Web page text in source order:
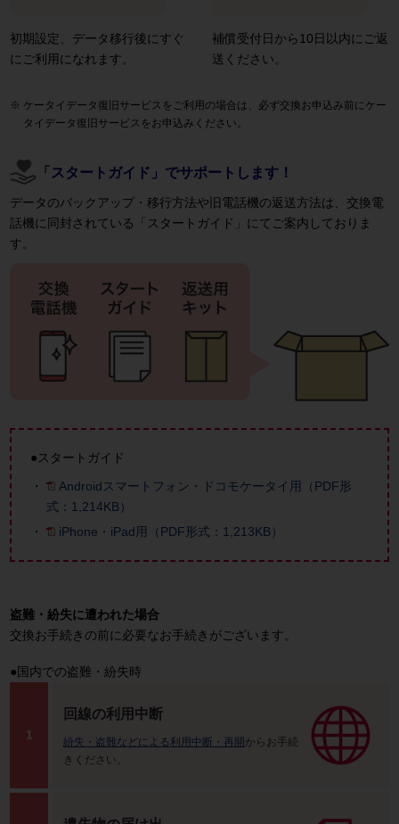
初期設定、データ移行後にすぐ
にご利用になれます。
補償受付日から10日以内にご返
送ください。
ケータイデータ復旧サービスをご利用の場合は、必ず交換お申込み前にケー
タイデータ復旧サービスをお申込みください。
「スタートガイド」でサポートします！
データのバックアップ・移行方法や旧電話機の返送方法は、交換電
話機に同封されている「スタートガイド」にてご案内しておりま
す。
●スタートガイド
Androidスマートフォン・ドコモケータイ用（PDF形
式：1,214KB）
iPhone・iPad用（PDF形式：1,213KB）
盗難・紛失に遭われた場合
交換お手続きの前に必要なお手続きがございます。
●国内での盗難・紛失時
1
回線の利用中断
紛失・盗難などによる利用中断・再開 からお手続
きください。